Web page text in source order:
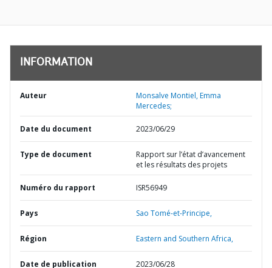
INFORMATION
Auteur
Monsalve Montiel, Emma
Mercedes;
Date du document 2023/06/29
Type de document
Rapport sur l’état d’avancement
et les résultats des projets
Numéro du rapport ISR56949
Pays Sao Tomé-et-Principe,
Région Eastern and Southern Africa,
Date de publication 2023/06/28